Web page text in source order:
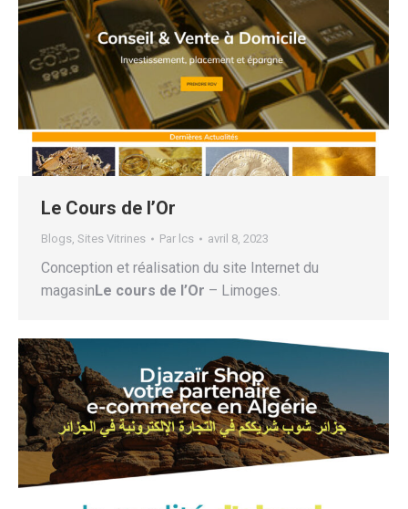
Le Cours de l’Or
Blogs Sites Vitrines Par lcs avril 8, 2023
Conception et réalisation du site Internet du
magasinLe cours de l’Or – Limoges.